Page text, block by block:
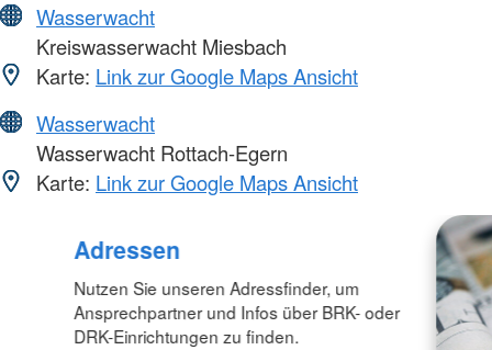
Wasserwacht
Kreiswasserwacht Miesbach
Karte: Link zur Google Maps Ansicht
Wasserwacht
Wasserwacht Rottach-Egern
Karte: Link zur Google Maps Ansicht
Adressen
Nutzen Sie unseren Adressfinder, um
Ansprechpartner und Infos über BRK- oder
DRK-Einrichtungen zu finden.